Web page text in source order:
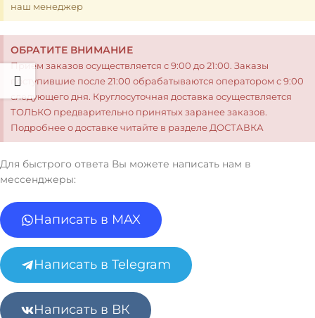
наш менеджер
ОБРАТИТЕ ВНИМАНИЕ
Прием заказов осуществляется с 9:00 до 21:00. Заказы
поступившие после 21:00 обрабатываются оператором с 9:00
следующего дня. Круглосуточная доставка осуществляется
ТОЛЬКО предварительно принятых заранее заказов.
Подробнее о доставке читайте в разделе ДОСТАВКА
Для быстрого ответа Вы можете написать нам в
мессенджеры:
Написать в MAX
Написать в Telegram
Написать в ВК